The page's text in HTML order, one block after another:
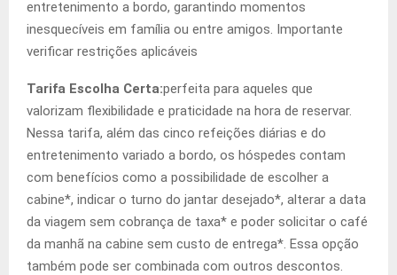
entretenimento a bordo, garantindo momentos
inesquecíveis em família ou entre amigos. Importante
verificar restrições aplicáveis
Tarifa Escolha Certa:perfeita para aqueles que
valorizam flexibilidade e praticidade na hora de reservar.
Nessa tarifa, além das cinco refeições diárias e do
entretenimento variado a bordo, os hóspedes contam
com benefícios como a possibilidade de escolher a
cabine*, indicar o turno do jantar desejado*, alterar a data
da viagem sem cobrança de taxa* e poder solicitar o café
da manhã na cabine sem custo de entrega*. Essa opção
também pode ser combinada com outros descontos.